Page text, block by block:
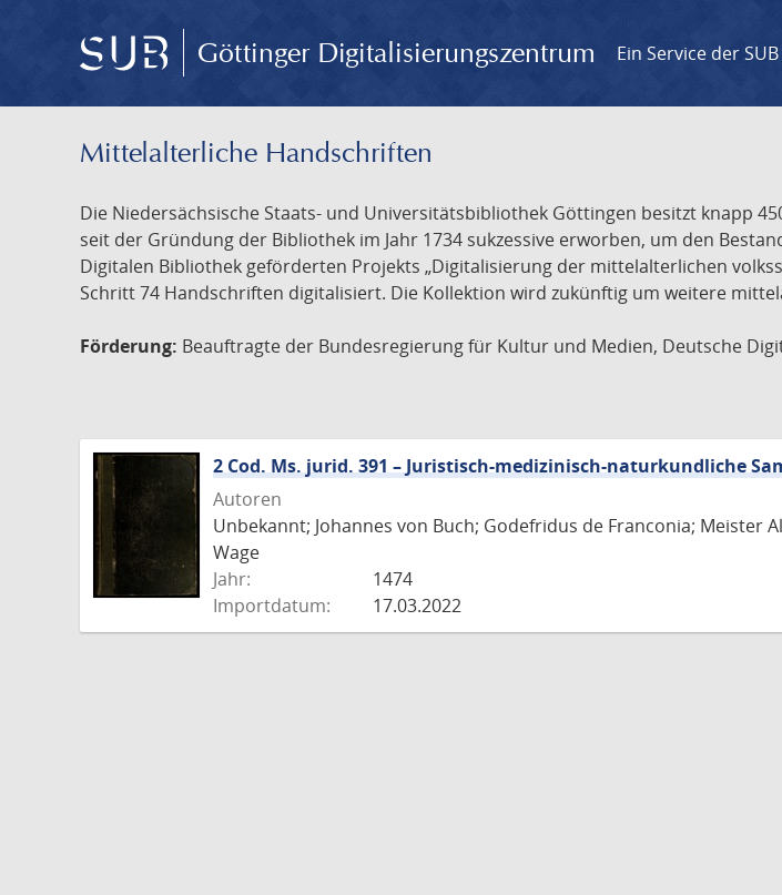
Göttinger Digitalisierungszentrum Ein Service der
Mittelalterliche Handschriften
Die Niedersächsische Staats- und Universitätsbibliothek Göttingen besitzt knapp
seit der Gründung der Bibliothek im Jahr 1734 sukzessive erworben, um den
Digitalen Bibliothek geförderten Projekts „Digitalisierung der mittelalterlichen
Schritt 74 Handschriften digitalisiert. Die Kollektion wird zukünftig um weitere
Förderung: Beauftragte der Bundesregierung für Kultur und Medien, Deutsche
2 Cod. Ms. jurid. 391 – Juristisch-medizinisch-naturkundliche
Autoren
Unbekannt; Johannes von Buch; Godefridus de Franconia; Meister
Wage
Jahr:
1474
Importdatum:
17.03.2022